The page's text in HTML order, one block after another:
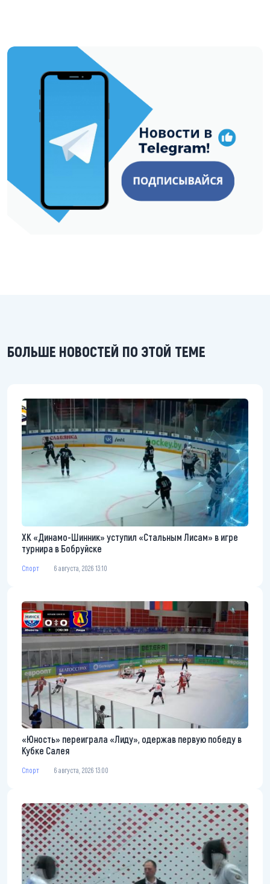
https://t.me/minskctvby
БОЛЬШЕ НОВОСТЕЙ ПО ЭТОЙ ТЕМЕ
ХК «Динамо-Шинник» уступил «Стальным Лисам» в игре
турнира в Бобруйске
Спорт 6 августа, 2026 13:10
«Юность» переиграла «Лиду», одержав первую победу в
Кубке Салея
Спорт 6 августа, 2026 13:00